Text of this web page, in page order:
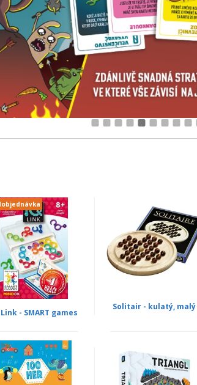
- SMART games
Solitair - kulatý, malý